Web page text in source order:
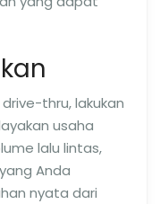
thru, lakukan
usaha
lalu lintas,
Anda
nyata dari